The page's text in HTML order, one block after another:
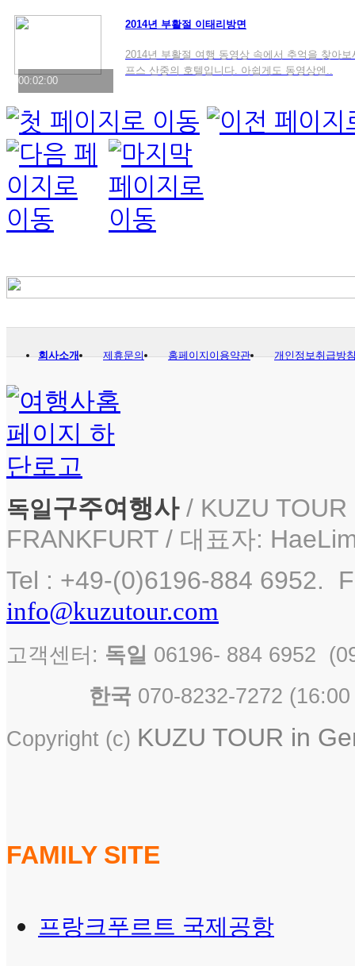
00:02:00
2014년 부활절 이태리방면
2014년 부활절 여행 동영상 속에서 추억을 찾아
프스 산중의 호텔입니다. 아쉽게도 동영상엔..
회사소개 제휴문의 홈페이지이용약관 개인정보취급방
독일 구주여행사/ KUZU TOUR
FRANKFURT / 대표자:
Tel : +49-(0)6196-884 6952.
info@kuzutour.com
고객센터: 독일 06196- 884 6952
한국 070-8232-7272 (
Copyright (c) KUZU TOUR in
FAMILY SITE
프랑크푸르트 국제공항